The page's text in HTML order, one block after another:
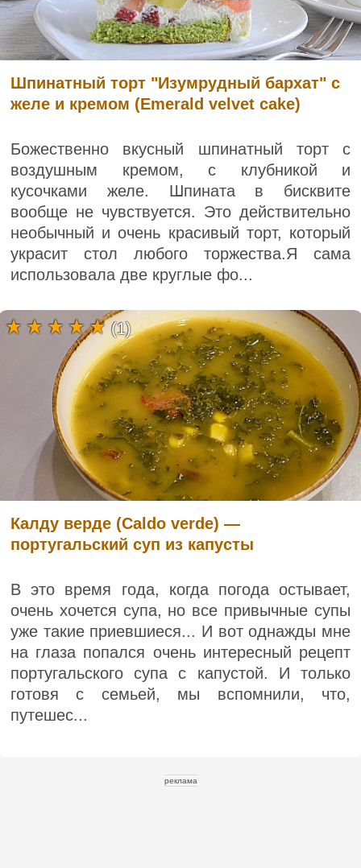
Шпинатный торт "Изумрудный бархат" с
желе и кремом (Emerald velvet cake)
Божественно вкусный шпинатный торт с
воздушным кремом, с клубникой и
кусочками желе. Шпината в бисквите
вообще не чувствуется. Это действительно
необычный и очень красивый торт, который
украсит стол любого торжества.Я сама
использовала две круглые фо...
Калду верде (Caldo verde) —
португальский суп из капусты
В это время года, когда погода остывает,
очень хочется супа, но все привычные супы
уже такие приевшиеся... И вот однажды мне
на глаза попался очень интересный рецепт
португальского супа с капустой. И только
готовя с семьей, мы вспомнили, что,
путешес...
(1)
реклама